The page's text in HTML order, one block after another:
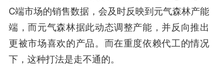
C端市场的销售数据，会及时反映到元气森林产能
端，而元气森林据此动态调整产能，并反向推出
更被市场喜欢的产品。而在重度依赖代工的情况
下，这种打法是走不通的。